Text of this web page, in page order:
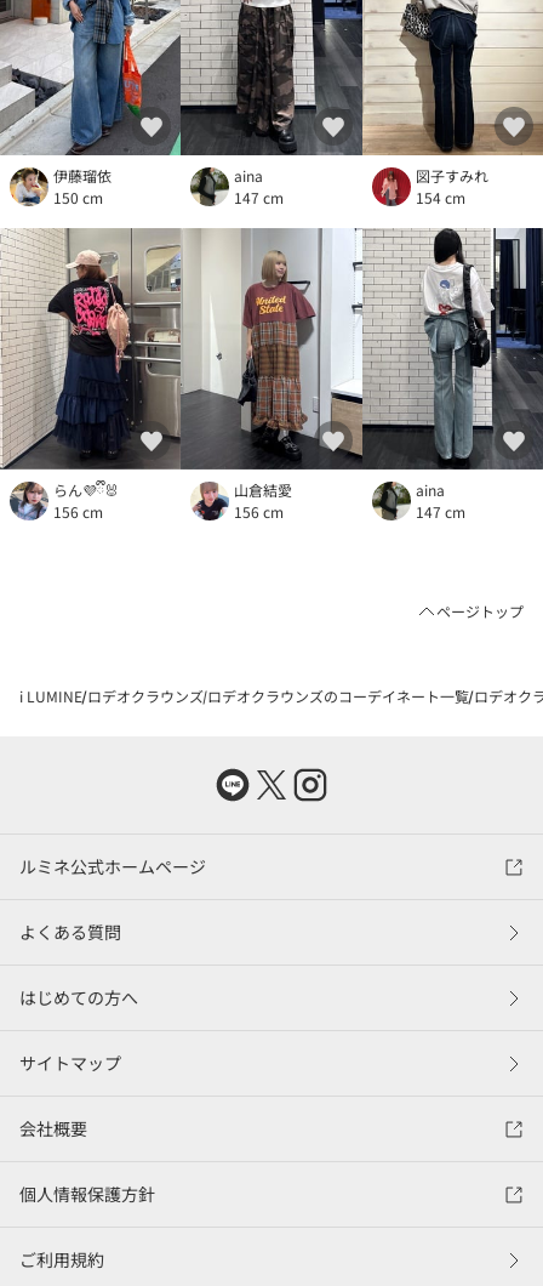
伊藤瑠依
150 cm
aina
147 cm
図子すみれ
154 cm
らん💜ྀི🐰
156 cm
山倉結愛
156 cm
aina
147 cm
ページトップ
i LUMINE ロデオクラウンズ ロデオクラウンズのコーデイネート一覧 ロデオク
ルミネ公式ホームページ
よくある質問
はじめての方へ
サイトマップ
会社概要
個人情報保護方針
ご利用規約